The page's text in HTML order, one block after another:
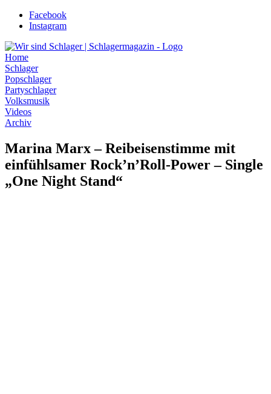
Zum
Inhalt
Facebook
Instagram
Home
Schlager
Popschlager
Partyschlager
Volksmusik
Videos
Archiv
Marina Marx – Reibeisenstimme mit
einfühlsamer Rock’n’Roll-Power – Single
„One Night Stand“